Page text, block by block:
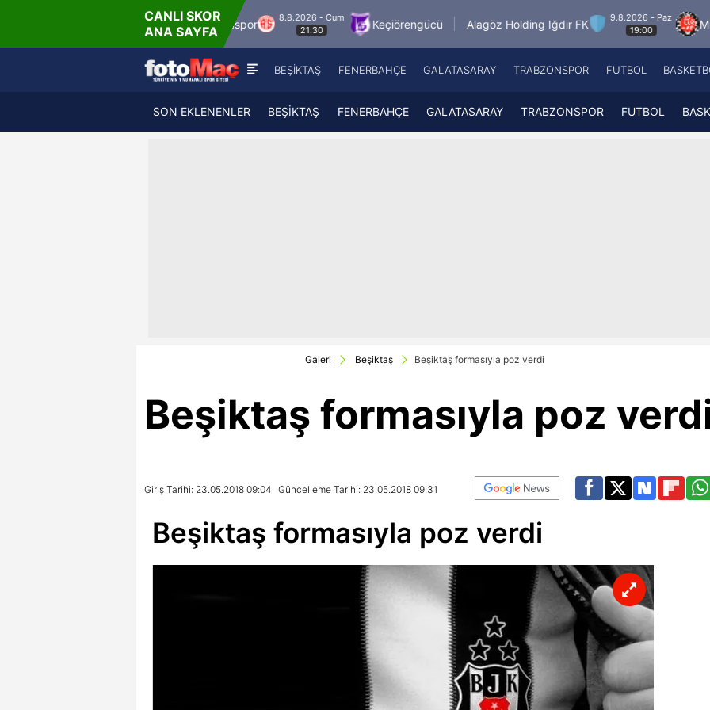
CANLI SKOR
ANA SAYFA
Hesap.com Antalyaspor
8.8.2026 - Cum
21:30
Keçiörengücü Alagöz Holding Iğdır FK
9.8.2026 - Paz
19:00
Misirli.com.tr
Fenerbahçe
Galatasaray
A
BEŞİKTAŞ FENERBAHÇE GALATASARAY TRABZONSPOR FUTBOL
SON EKLENENLER BEŞİKTAŞ FENERBAHÇE GALATASARAY TRABZONSPOR FUTBOL
Galeri Beşiktaş Beşiktaş formasıyla poz verdi
Beşiktaş formasıyla poz
Giriş Tarihi: 23.05.2018 09:04 Güncelleme Tarihi: 23.05.2018 09:31
Beşiktaş formasıyla poz verdi